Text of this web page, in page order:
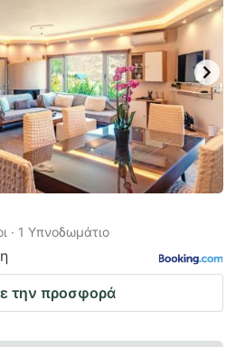
get
the
keyboard
shortcuts
for
changing
dates.
· 1 Υπνοδωμάτιο
την προσφορά